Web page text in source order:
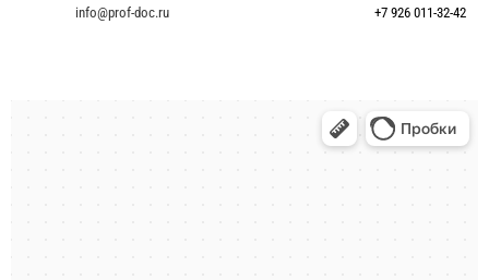
info@prof-doc.ru
+7 926 011-32-42